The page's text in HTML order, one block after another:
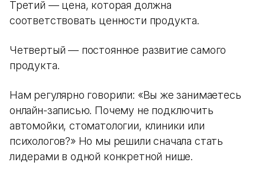
Третий — цена, которая должна
соответствовать ценности продукта.
Четвертый — постоянное развитие самого
продукта.
Нам регулярно говорили: «Вы же занимаетесь
онлайн-записью. Почему не подключить
автомойки, стоматологии, клиники или
психологов?» Но мы решили сначала стать
лидерами в одной конкретной нише.